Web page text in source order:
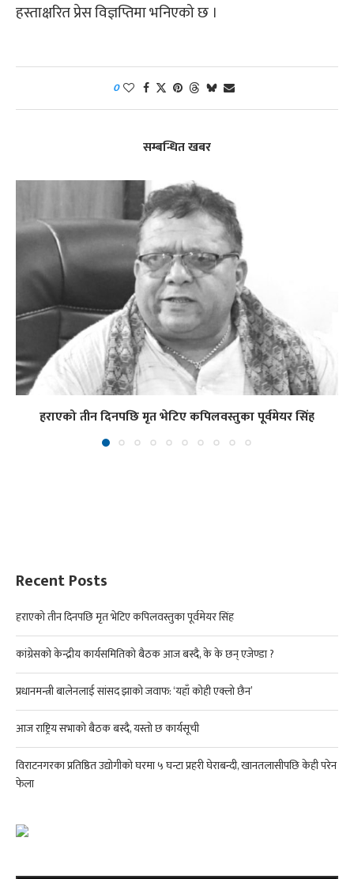
हस्ताक्षरित प्रेस विज्ञप्तिमा भनिएको छ ।
0
सम्बन्धित खबर
हराएको तीन दिनपछि मृत भेटिए कपिलवस्तुका पूर्वमेयर सिंह
Recent Posts
हराएको तीन दिनपछि मृत भेटिए कपिलवस्तुका पूर्वमेयर सिंह
कांग्रेसको केन्द्रीय कार्यसमितिको बैठक आज बस्दै, के के छन् एजेण्डा ?
प्रधानमन्त्री बालेनलाई सांसद झाको जवाफ: ‘यहाँ कोही एक्लो छैन’
आज राष्ट्रिय सभाको बैठक बस्दै, यस्तो छ कार्यसूची
विराटनगरका प्रतिष्ठित उद्योगीको घरमा ५ घन्टा प्रहरी घेराबन्दी, खानतलासीपछि केही परेन
फेला